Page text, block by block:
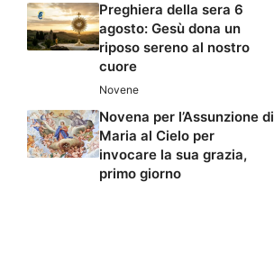
Preghiera della sera 6
agosto: Gesù dona un
riposo sereno al nostro
cuore
Novene
Novena per l’Assunzione di
Maria al Cielo per
invocare la sua grazia,
primo giorno